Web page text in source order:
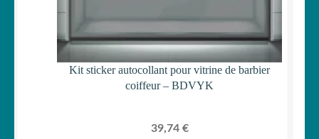
Kit sticker autocollant pour vitrine de barbier
coiffeur – BDVYK
39,74 €